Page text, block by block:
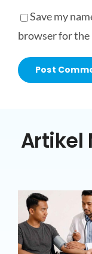
Save my
browser for
Artikel